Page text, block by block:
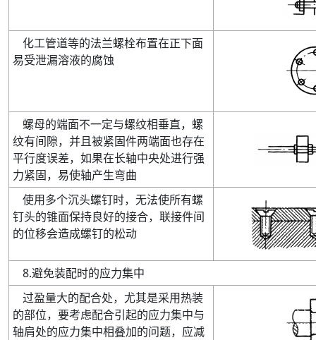
化工管道等的法兰螺栓布置在正下面
易受泄漏溶液的腐蚀
螺母的端面不一定与螺纹相垂直，螺
纹有间隙，并且被紧固件两端面也存在
平行度误差，如果在长轴中央处进行强
力紧固，易使轴产生弯曲
使用多个沉头螺钉时，无法使所有螺
钉头的锥面保持良好的接合，联接件间
的位移会造成螺钉的松动
8.避免装配时的应力集中
过盈量大的配合处，尤其是采用热装
的部位，要考虑配合引起的应力集中与
轴肩处的应力集中相叠加的问题，应减